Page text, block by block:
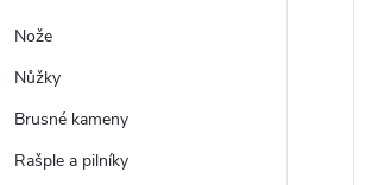
Nože
Nůžky
Brusné kameny
Rašple a pilníky